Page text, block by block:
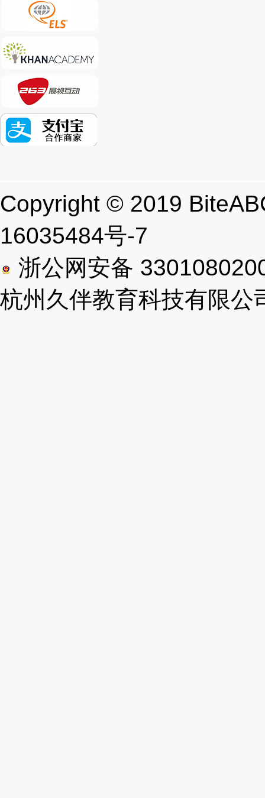
Copyright © 2019
16035484号-7
浙公网安备
杭州久伴教育科技有限公